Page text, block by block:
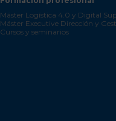
Máster Logística 4.0 y Digital
Máster Executive Dirección y
Cursos y seminarios